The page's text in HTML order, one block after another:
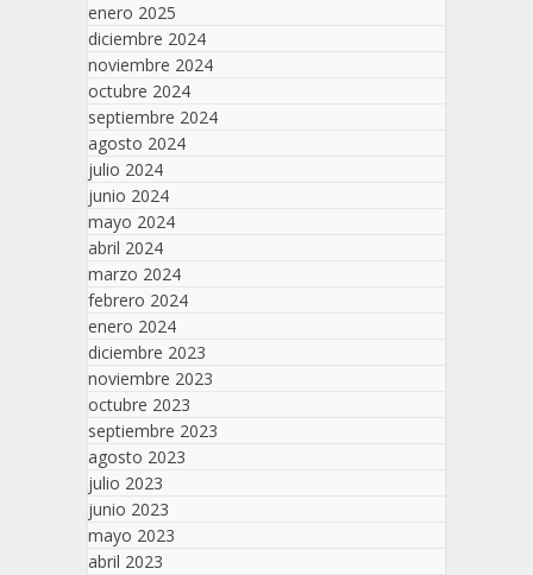
enero 2025
diciembre 2024
noviembre 2024
octubre 2024
septiembre 2024
agosto 2024
julio 2024
junio 2024
mayo 2024
abril 2024
marzo 2024
febrero 2024
enero 2024
diciembre 2023
noviembre 2023
octubre 2023
septiembre 2023
agosto 2023
julio 2023
junio 2023
mayo 2023
abril 2023